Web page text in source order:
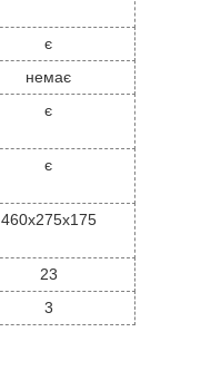
є
немає
є
є
460x275x175
23
3